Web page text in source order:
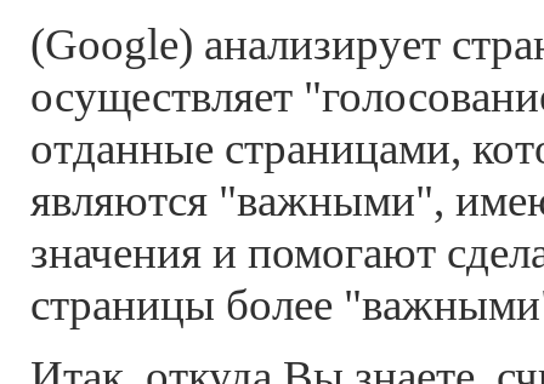
(Google) анализирует
осуществляет
отданные страницами,
являются "важными",
значения и помогают
страницы более